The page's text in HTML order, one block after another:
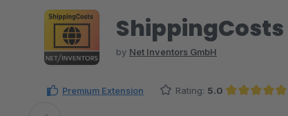
ShippingCosts
by Net Inventors GmbH
Premium Extension Rating: 5.0